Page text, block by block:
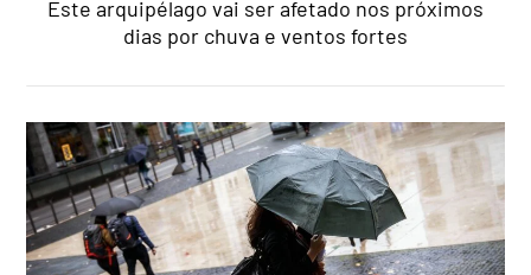
Este arquipélago vai ser afetado nos próximos
dias por chuva e ventos fortes